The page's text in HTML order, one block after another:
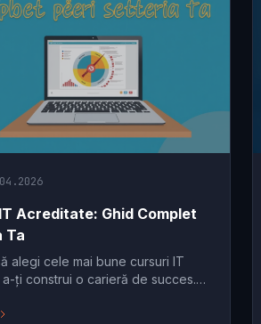
Acreditate: Ghid Complet
Ta
alegi cele mai bune cursuri IT
ți construi o carieră de succes.